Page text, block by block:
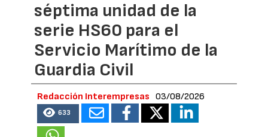
séptima unidad de la
serie HS60 para el
Servicio Marítimo de la
Guardia Civil
Redacción Interempresas 03/08/2026
633